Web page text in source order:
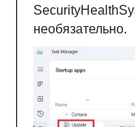
необязательно.